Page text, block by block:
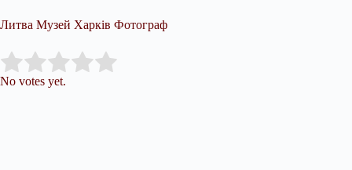
Литва Музей Харків Фотограф
Rate this item:
No votes yet.